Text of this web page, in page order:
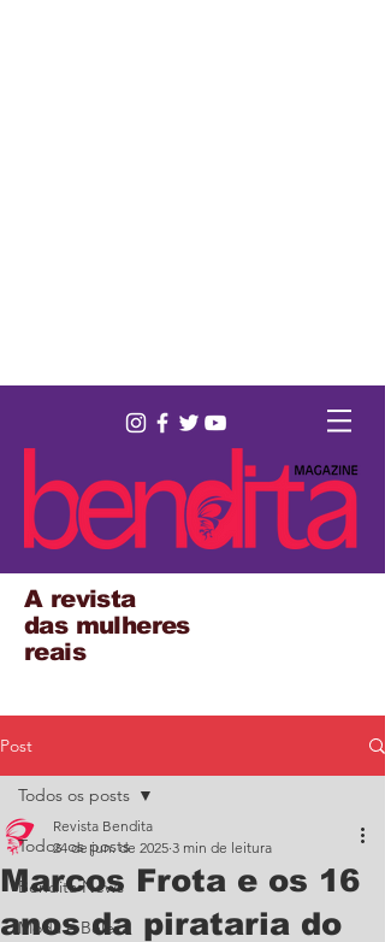
A revista
das mulheres
reais
Post
Todos os posts
Bendita News
Moda e Beleza
Todos os posts
Marcos Frota e os 16
anos da pirataria do
Revista Bendita
24 de jun. de 2025 3 min de leitura